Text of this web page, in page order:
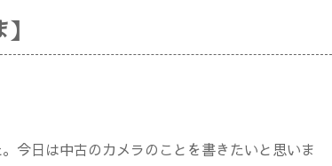
今日は中古のカメラのことを書きたいと思いま